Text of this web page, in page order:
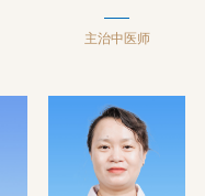
主治中医师